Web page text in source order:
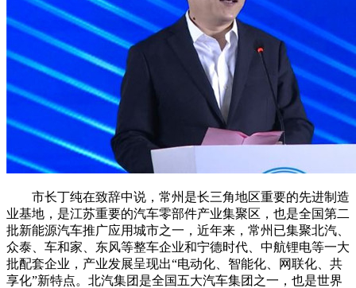
市长丁纯在致辞中说，常州是长三角地区重要的先进制造
业基地，是江苏重要的汽车零部件产业集聚区，也是全国第二
批新能源汽车推广应用城市之一，近年来，常州已集聚北汽、
众泰、车和家、东风等整车企业和宁德时代、中航锂电等一大
批配套企业，产业发展呈现出“电动化、智能化、网联化、共
享化”新特点。北汽集团是全国五大汽车集团之一，也是世界